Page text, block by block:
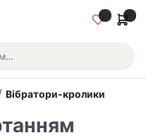
Вібратори-кролики